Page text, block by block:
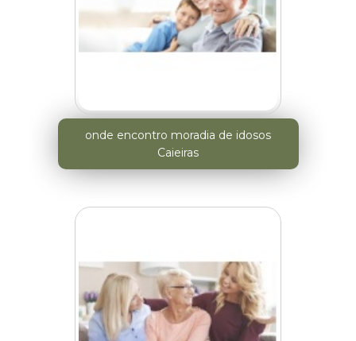
onde encontro moradia de idosos
Caieiras